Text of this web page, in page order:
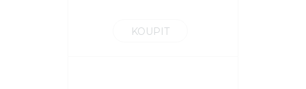
KOUPIT